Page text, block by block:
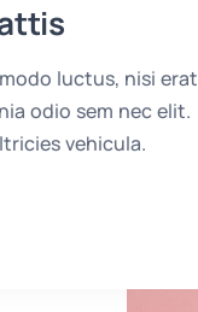
luctus, nisi erat
odio sem nec elit.
vehicula.